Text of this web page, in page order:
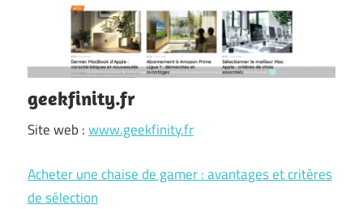
geekfinity.fr
Site web :www.geekfinity.fr
Acheter une chaise de gamer : avantages et critères
de sélection